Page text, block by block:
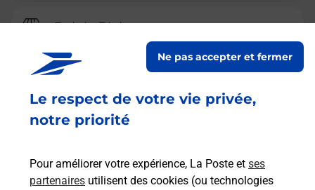
Le respect de votre vie privée,
notre priorité
Pour améliorer votre expérience, La Poste et ses
partenaires utilisent des cookies (ou technologies
Ne pas accepter et fermer
Relais Pickup
CONSIGNE GARE ANGERS
MAITRE ECOLE
Ouvert- jusqu'à
23h59
RUE LOUIS LEGENDRE
En savoir plus